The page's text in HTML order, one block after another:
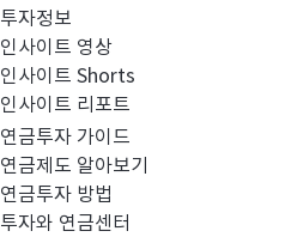
투자정보
인사이트 영상
인사이트 Shorts
인사이트 리포트
연금투자 가이드
연금제도 알아보기
연금투자 방법
투자와 연금센터
투자기간 선택